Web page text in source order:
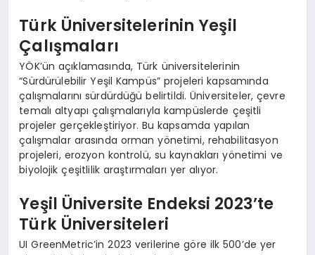
Türk Üniversitelerinin Yeşil
Çalışmaları
YÖK’ün açıklamasında, Türk üniversitelerinin
“Sürdürülebilir Yeşil Kampüs” projeleri kapsamında
çalışmalarını sürdürdüğü belirtildi. Üniversiteler, çevre
temalı altyapı çalışmalarıyla kampüslerde çeşitli
projeler gerçekleştiriyor. Bu kapsamda yapılan
çalışmalar arasında orman yönetimi, rehabilitasyon
projeleri, erozyon kontrolü, su kaynakları yönetimi ve
biyolojik çeşitlilik araştırmaları yer alıyor.
Yeşil Üniversite Endeksi 2023’te
Türk Üniversiteleri
UI GreenMetric’in 2023 verilerine göre ilk 500’de yer